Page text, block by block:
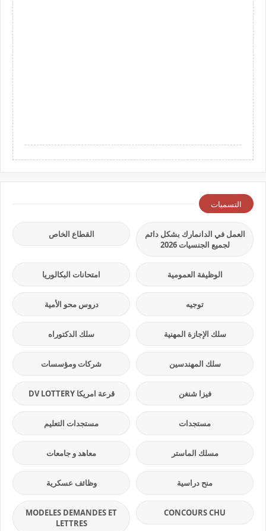
التسميات
العمل في الدانمارك بشكل دائم
لجميع الجنسيات 2026
القطاع الخاص
الوظيفة العمومية امتحانات البكالوريا
توجيه دروس محو الأمية
سلك الإجازة المهنية سلك الدكتوراه
سلك المهندسين شركات ومؤسسات
فيزا شنغن قرعة امريكا DV LOTTERY
مستجدات مستجدات التعليم
مسلك الماستر معاهد و جامعات
منح دراسية وظائف عسكرية
CONCOURS CHU
MODELES DEMANDES ET
LETTRES